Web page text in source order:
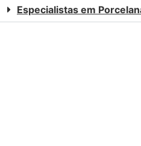
Especialistas em